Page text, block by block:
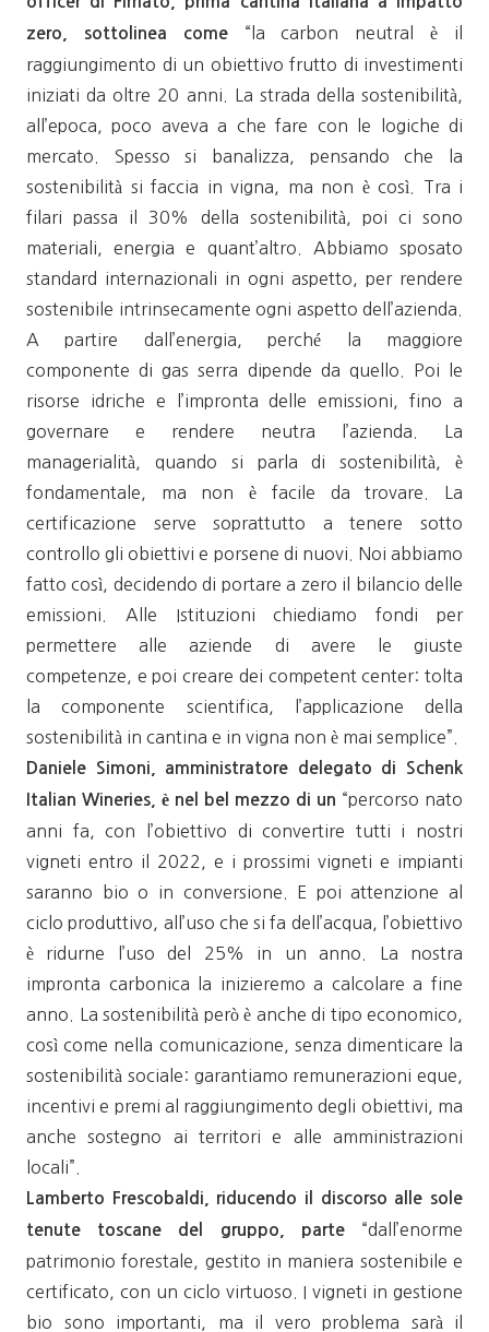
zero, sottolinea come“la carbon neutral è il
raggiungimento di un obiettivo frutto di investimenti
iniziati da oltre 20 anni. La strada della sostenibilità,
all’epoca, poco aveva a che fare con le logiche di
mercato. Spesso si banalizza, pensando che la
sostenibilità si faccia in vigna, ma non è così. Tra i
filari passa il 30% della sostenibilità, poi ci sono
materiali, energia e quant’altro. Abbiamo sposato
standard internazionali in ogni aspetto, per rendere
sostenibile intrinsecamente ogni aspetto dell’azienda.
A partire dall’energia, perché la maggiore
componente di gas serra dipende da quello. Poi le
risorse idriche e l’impronta delle emissioni, fino a
governare e rendere neutra l’azienda. La
managerialità, quando si parla di sostenibilità, è
fondamentale, ma non è facile da trovare. La
certificazione serve soprattutto a tenere sotto
controllo gli obiettivi e porsene di nuovi. Noi abbiamo
fatto così, decidendo di portare a zero il bilancio delle
emissioni. Alle Istituzioni chiediamo fondi per
permettere alle aziende di avere le giuste
competenze, e poi creare dei competent center: tolta
la componente scientifica, l’applicazione della
sostenibilità in cantina e in vigna non è mai semplice”.
Daniele Simoni, amministratore delegato di Schenk
Italian Wineries, è nel bel mezzo di un “percorso nato
anni fa, con l’obiettivo di convertire tutti i nostri
vigneti entro il 2022, e i prossimi vigneti e impianti
saranno bio o in conversione. E poi attenzione al
ciclo produttivo, all’uso che si fa dell’acqua, l’obiettivo
è ridurne l’uso del 25% in un anno. La nostra
impronta carbonica la inizieremo a calcolare a fine
anno. La sostenibilità però è anche di tipo economico,
così come nella comunicazione, senza dimenticare la
sostenibilità sociale: garantiamo remunerazioni eque,
incentivi e premi al raggiungimento degli obiettivi, ma
anche sostegno ai territori e alle amministrazioni
locali”.
Lamberto Frescobaldi, riducendo il discorso alle sole
tenute toscane del gruppo, parte“dall’enorme
patrimonio forestale, gestito in maniera sostenibile e
certificato, con un ciclo virtuoso. I vigneti in gestione
bio sono importanti, ma il vero problema sarà il